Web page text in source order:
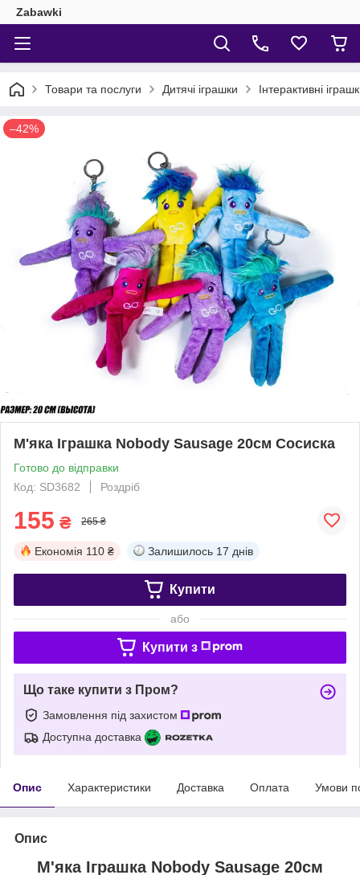
Zabawki
Товари та послуги Дитячі іграшки Інтерактивні
–42%
М'яка Іграшка Nobody Sausage 20см Сосиска
Готово до відправки
Код: SD3682
Роздріб
155 ₴ 265 ₴
Економія 110 ₴ Залишилось 17 днів
Купити
або
Купити з
Що таке купити з Пром?
Замовлення під захистом
Доступна доставка
Опис Характеристики Доставка Оплата Умови
Опис
М'яка Іграшка Nobody Sausage 20см